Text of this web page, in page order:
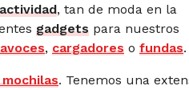
, tan de moda en la
gadgets para nuestros
, cargadores o fundas.
. Tenemos una